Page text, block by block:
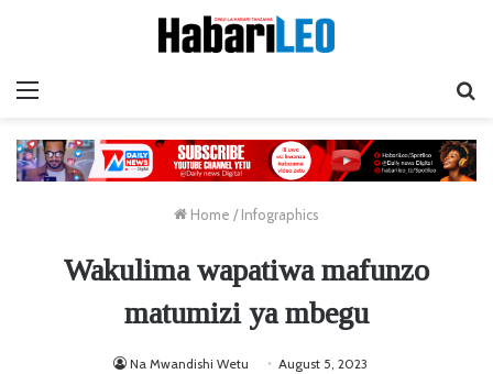
Home / Infographics
Wakulima wapatiwa mafunzo
matumizi ya mbegu
Na Mwandishi Wetu August 5, 2023